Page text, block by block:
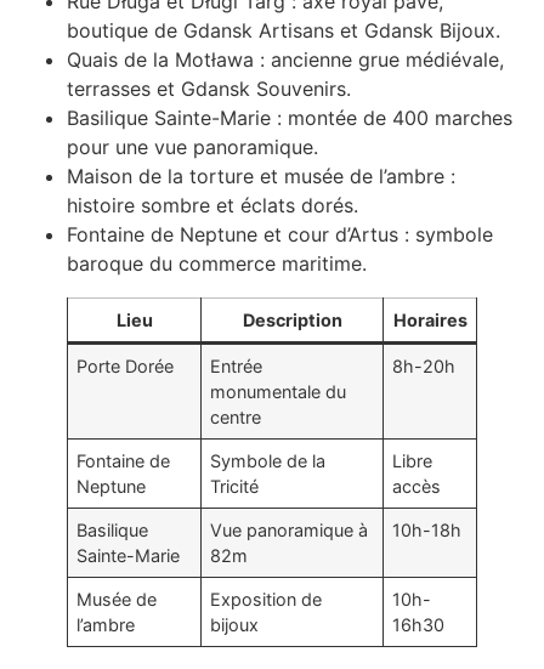
boutique de Gdansk Artisans et Gdansk Bijoux.
Quais de la Motława : ancienne grue médiévale,
terrasses et Gdansk Souvenirs.
Basilique Sainte-Marie : montée de 400 marches
pour une vue panoramique.
Maison de la torture et musée de l’ambre :
histoire sombre et éclats dorés.
Fontaine de Neptune et cour d’Artus : symbole
baroque du commerce maritime.
Lieu Description Horaires
Porte Dorée
Entrée
monumentale du
centre
8h-20h
Fontaine de
Neptune
Symbole de la
Tricité
Libre
accès
Basilique
Sainte-Marie
Vue panoramique à
82m
10h-18h
Musée de
l’ambre
Exposition de
bijoux
10h-
16h30